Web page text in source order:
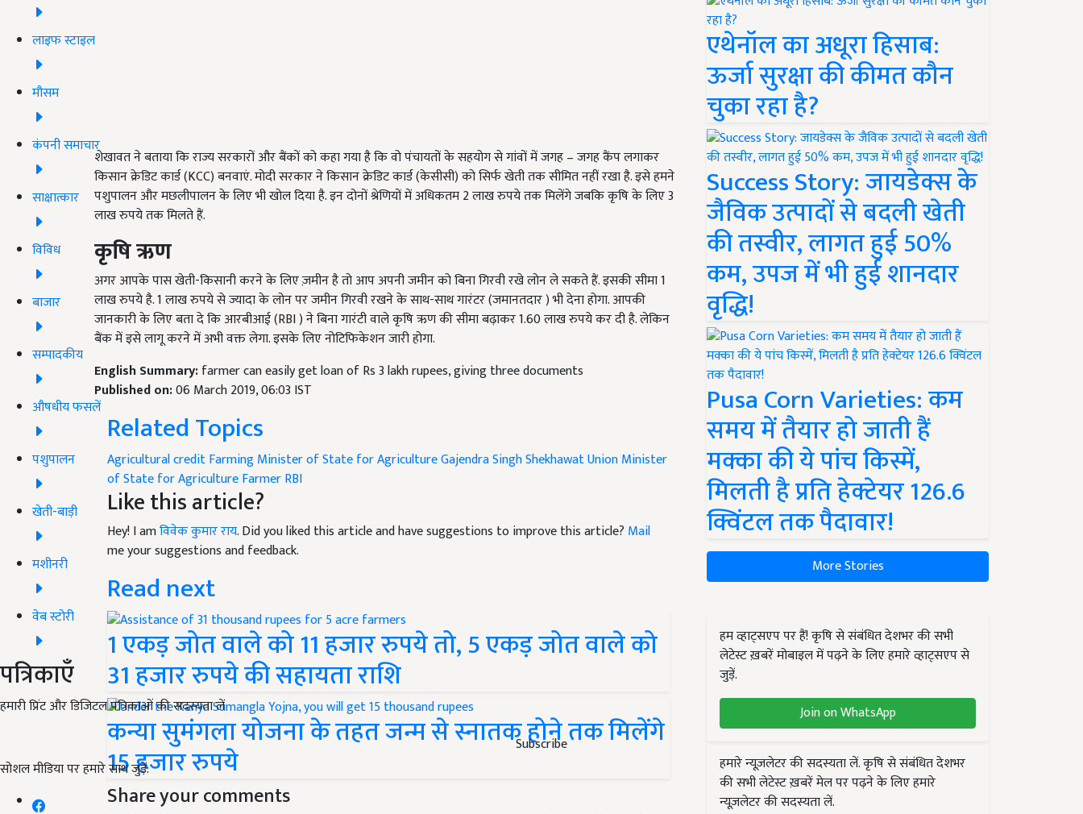
लाइफ स्टाइल
मौसम
कंपनी समाचार
साक्षात्कार
विविध
बाजार
सम्पादकीय
औषधीय फसलें
पशुपालन
खेती-बाड़ी
मशीनरी
वेब स्टोरी
पत्रिकाएँ
हमारी प्रिंट और डिजिटल पत्रिकाओं की सदस्यता लें
Subscribe
सोशल मीडिया पर हमारे साथ जुड़ें:
शेखावत ने बताया कि राज्य सरकारों और बैंकों को कहा गया है कि वो पंचायतों के सहयोग से गांवों में जगह – जगह कैंप लगाकर
किसान क्रेडिट कार्ड (KCC) बनवाएं. मोदी सरकार ने किसान क्रेडिट कार्ड (केसीसी) को सिर्फ खेती तक सीमित नहीं रखा है. इसे हमने
पशुपालन और मछलीपालन के लिए भी खोल दिया है. इन दोनों श्रेणियों में अधिकतम 2 लाख रुपये तक मिलेंगे जबकि कृषि के लिए 3
लाख रुपये तक मिलते हैं.
कृषि ऋण
अगर आपके पास खेती-किसानी करने के लिए ज़मीन है तो आप अपनी जमीन को बिना गिरवी रखे लोन ले सकते हैं. इसकी सीमा 1
लाख रुपये है. 1 लाख रुपये से ज्यादा के लोन पर जमीन गिरवी रखने के साथ-साथ गारंटर (जमानतदार ) भी देना होगा. आपकी
जानकारी के लिए बता दे कि आरबीआई (RBI ) ने बिना गारंटी वाले कृषि ऋण की सीमा बढ़ाकर 1.60 लाख रुपये कर दी है. लेकिन
बैंक में इसे लागू करने में अभी वक्त लेगा. इसके लिए नोटिफिकेशन जारी होगा.
English Summary:farmer can easily get loan of Rs 3 lakh rupees, giving three documents
Published on:06 March 2019, 06:03 IST
Related Topics
Agricultural creditFarmingMinister of State for Agriculture Gajendra Singh ShekhawatUnion Minister
of State for AgricultureFarmerRBI
Like this article?
Hey! I amविवेक कुमार राय. Did you liked this article and have suggestions to improve this article? Mail
me your suggestions and feedback.
Read next
1 एकड़ जोत वाले को 11 हजार रुपये तो, 5 एकड़ जोत वाले को
31 हजार रुपये की सहायता राशि
कन्या सुमंगला योजना के तहत जन्म से स्नातक होने तक मिलेंगे
15 हजार रुपये
Share your comments
एथेनॉल का अधूरा हिसाब:
ऊर्जा सुरक्षा की कीमत कौन
चुका रहा है?
Success Story: जायडेक्स के
जैविक उत्पादों से बदली खेती
की तस्वीर, लागत हुई 50%
कम, उपज में भी हुई शानदार
वृद्धि!
Pusa Corn Varieties: कम
समय में तैयार हो जाती हैं
मक्का की ये पांच किस्में,
मिलती है प्रति हेक्टेयर 126.6
क्विंटल तक पैदावार!
More Stories
हम व्हाट्सएप पर हैं! कृषि से संबंधित देशभर की सभी
लेटेस्ट ख़बरें मोबाइल में पढ़ने के लिए हमारे व्हाट्सएप से
जुड़ें.
Join on WhatsApp
हमारे न्यूज़लेटर की सदस्यता लें. कृषि से संबंधित देशभर
की सभी लेटेस्ट ख़बरें मेल पर पढ़ने के लिए हमारे
न्यूज़लेटर की सदस्यता लें.